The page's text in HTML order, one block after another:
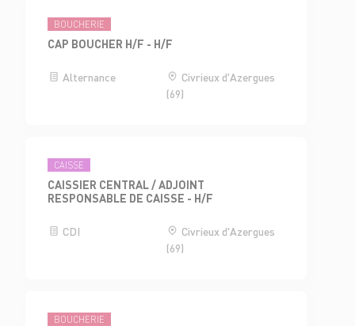
BOUCHERIE
CAP BOUCHER H/F - H/F
Alternance
Civrieux d'Azergues
(69)
CAISSE
CAISSIER CENTRAL / ADJOINT
RESPONSABLE DE CAISSE - H/F
CDI
Civrieux d'Azergues
(69)
BOUCHERIE